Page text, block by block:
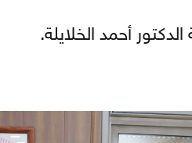
أحمد الخلايلة.